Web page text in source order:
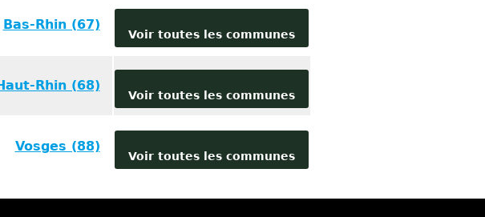
Bas-Rhin (67)
Voir toutes les communes
Rhin (68)
Voir toutes les communes
Vosges (88)
Voir toutes les communes